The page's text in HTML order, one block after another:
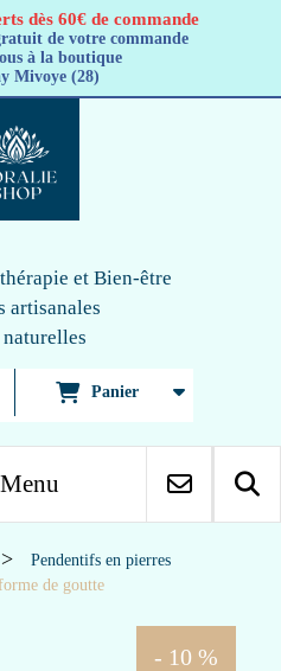
dès 60€ de commande
de votre commande
à la boutique
Mivoye (28)
et Bien-être
artisanales
Panier
Menu
Pendentifs en pierres
de goutte
- 10 %